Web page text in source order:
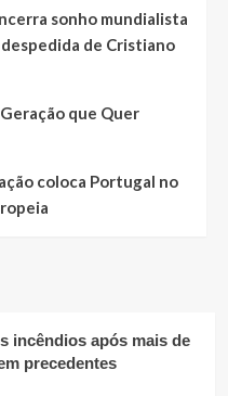
sonho mundialista
de Cristiano
que Quer
coloca Portugal no
incêndios após mais de
precedentes